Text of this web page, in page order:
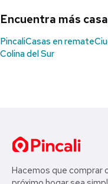
Encuentra más
PincaliCasas en remate
Colina del Sur
Hacemos que comprar